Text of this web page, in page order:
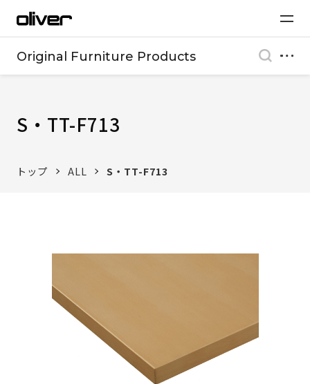
Original Furniture Products
S・TT-F713
トップ ALL S・TT-F713